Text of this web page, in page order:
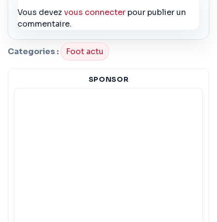
Vous devezvous connecter pour publier un
commentaire.
Categories : Foot actu
SPONSOR